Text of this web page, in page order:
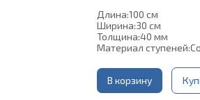
Длина:100 см
Ширина:30 см
Толщина:40 мм
Материал ступеней:
В корзину